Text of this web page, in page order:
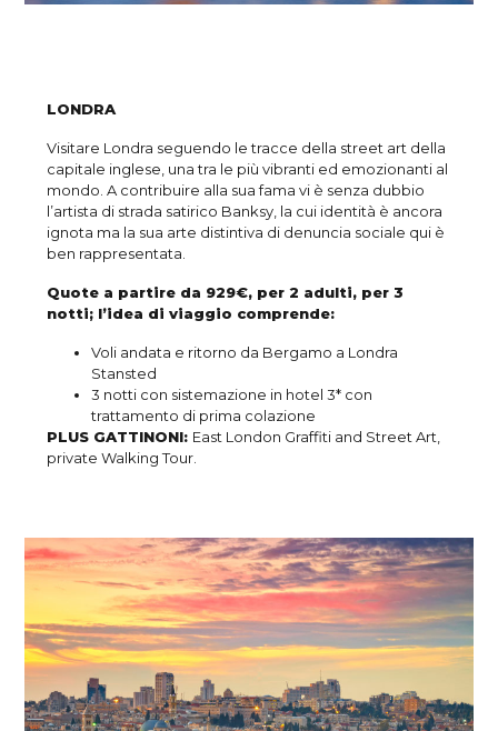
LONDRA
Visitare Londra seguendo le tracce della street art della
capitale inglese, una tra le più vibranti ed emozionanti al
mondo. A contribuire alla sua fama vi è senza dubbio
l’artista di strada satirico Banksy, la cui identità è ancora
ignota ma la sua arte distintiva di denuncia sociale qui è
ben rappresentata.
Quote a partire da 929€, per 2 adulti, per 3
notti; l’idea di viaggio comprende:
Voli andata e ritorno da Bergamo a Londra
Stansted
3 notti con sistemazione in hotel 3* con
trattamento di prima colazione
PLUS GATTINONI: East London Graffiti and Street Art,
private Walking Tour.